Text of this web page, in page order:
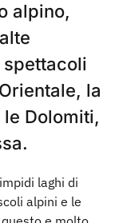
alpino,
la
Dolomiti,
laghi di
alpini e le